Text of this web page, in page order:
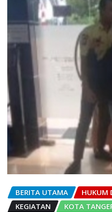
BERITA UTAMA
HUKUM
KEGIATAN
KOTA